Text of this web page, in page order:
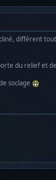
différent
du relief et
soclage